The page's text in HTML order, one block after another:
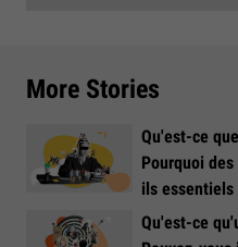
More Stories
Qu'est-ce
Pourquoi
ils
Qu'est-ce